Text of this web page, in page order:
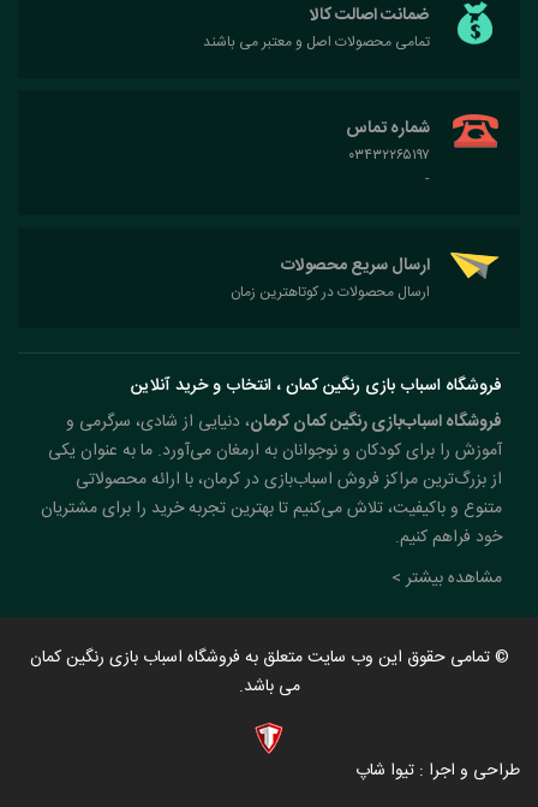
ضمانت اصالت کالا
تمامی محصولات اصل و معتبر می باشند
شماره تماس
۰۳۴۳۲۲۶۵۱۹۷
-
ارسال سریع محصولات
ارسال محصولات در کوتاهترین زمان
فروشگاه اسباب بازی رنگین کمان ، انتخاب و خرید آنلاین
فروشگاه اسباب‌بازی رنگین کمان کرمان، دنیایی از شادی، سرگرمی و
آموزش را برای کودکان و نوجوانان به ارمغان می‌آورد. ما به عنوان یکی
از بزرگ‌ترین مراکز فروش اسباب‌بازی در کرمان، با ارائه محصولاتی
متنوع و باکیفیت، تلاش می‌کنیم تا بهترین تجربه خرید را برای مشتریان
خود فراهم کنیم.
مشاهده بیشتر >
© تمامی حقوق این وب سایت متعلق به فروشگاه اسباب بازی رنگین کمان
می باشد.
طراحی و اجرا : تیوا شاپ